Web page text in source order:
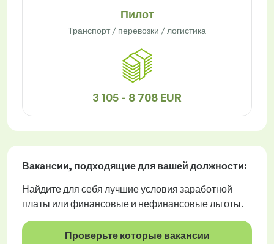
Пилот
Транспорт / перевозки / логистика
3 105 - 8 708 EUR
Вакансии, подходящие для вашей должности:
Найдите для себя лучшие условия заработной
платы или финансовые и нефинансовые льготы.
Проверьте которые вакансии